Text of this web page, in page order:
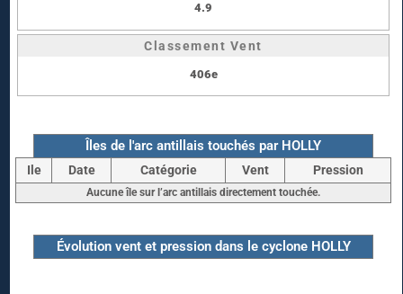
4.9
Classement Vent
406e
Îles de l'arc antillais touchés par HOLLY
Ile Date Catégorie Vent Pression
Aucune île sur l’arc antillais directement touchée.
Évolution vent et pression dans le cyclone HOLLY